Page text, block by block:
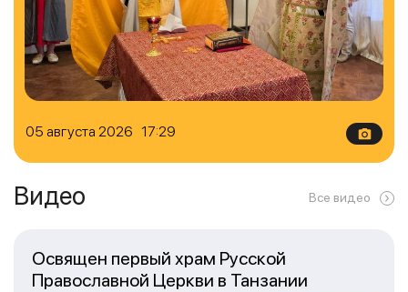
05 августа 2026 17:29
Видео Все видео
Освящен первый храм Русской
Православной Церкви в Танзании